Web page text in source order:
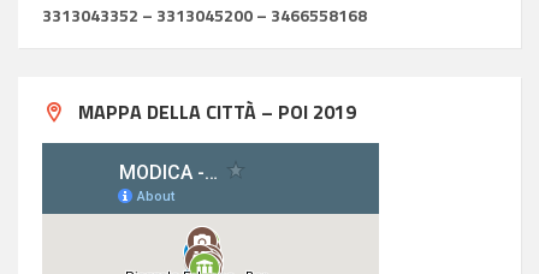
3313043352 – 3313045200 – 3466558168
MAPPA DELLA CITTÀ – POI 2019